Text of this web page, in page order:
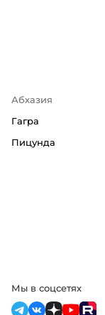
Абхазия
Гагра
Пицунда
Мы в соцсетях